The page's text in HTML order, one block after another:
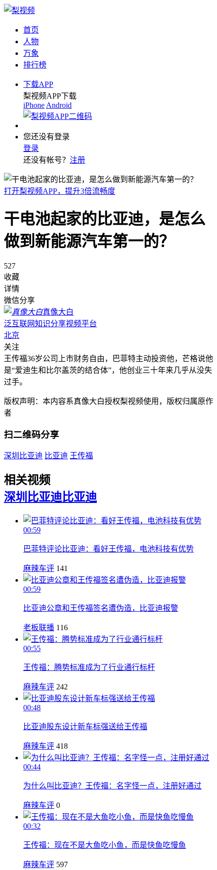
首页
人物
万象
排行榜
下载APP
梨视频APP下载
iPhone Android
您还没有登录
登录
还没有帐号？ 注册
打开梨视频APP，提升3倍流畅度
干电池起家的比亚迪，是怎么
做到新能源汽车第一的？
527
收藏
详情
微信分享
真像大白
泛互联网知识分享视频平台
北京
关注
王传福36岁公司上市财务自由，巴菲特主动投资他，芒格说他
是“爱迪生和比尔盖茨的结合体”，他创业三十年来几乎从没失
过手。
版权声明：本内容系真像大白授权梨视频使用，版权归属原作
者
扫二维码分享
深圳比亚迪 比亚迪 王传福
相关视频
深圳比亚迪比亚迪
00:59
巴菲特评论比亚迪：看好王传福，电池科技有优势
麻辣车评 141
00:59
比亚迪公章和王传福签名遭伪造，比亚迪报警
老板联播 116
00:55
王传福：腾势标准成为了行业通行标杆
麻辣车评 242
00:48
比亚迪股东设计新车标强送给王传福
麻辣车评 418
00:44
为什么叫比亚迪？王传福：名字怪一点，注册好通过
麻辣车评 0
00:32
王传福：现在不是大鱼吃小鱼，而是快鱼吃慢鱼
麻辣车评 597